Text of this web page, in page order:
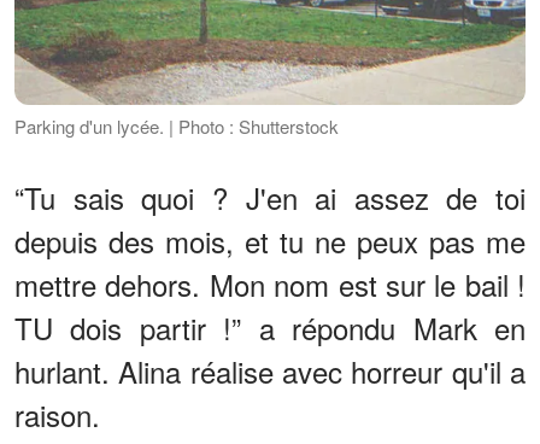
Parking d'un lycée. | Photo : Shutterstock
“Tu sais quoi ? J'en ai assez de toi
depuis des mois, et tu ne peux pas me
mettre dehors. Mon nom est sur le bail !
TU dois partir !” a répondu Mark en
hurlant. Alina réalise avec horreur qu'il a
raison.